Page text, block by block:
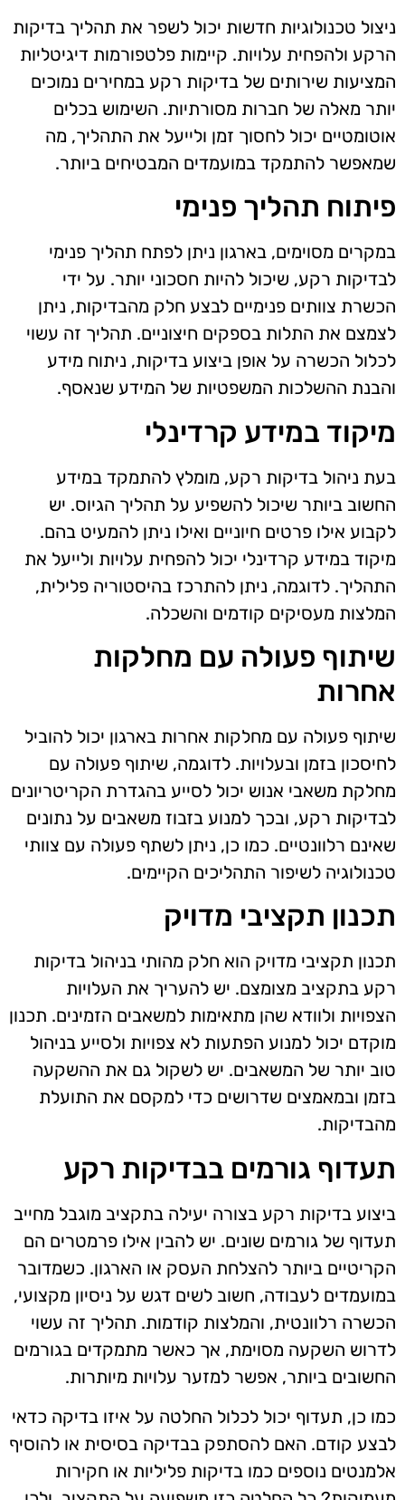
ניצול טכנולוגיות חדשות יכול לשפר את תהליך בדיקות
הרקע ולהפחית עלויות. קיימות פלטפורמות דיגיטליות
המציעות שירותים של בדיקות רקע במחירים נמוכים
יותר מאלה של חברות מסורתיות. השימוש בכלים
אוטומטיים יכול לחסוך זמן ולייעל את התהליך, מה
שמאפשר להתמקד במועמדים המבטיחים ביותר.
פיתוח תהליך פנימי
במקרים מסוימים, בארגון ניתן לפתח תהליך פנימי
לבדיקות רקע, שיכול להיות חסכוני יותר. על ידי
הכשרת צוותים פנימיים לבצע חלק מהבדיקות, ניתן
לצמצם את התלות בספקים חיצוניים. תהליך זה עשוי
לכלול הכשרה על אופן ביצוע בדיקות, ניתוח מידע
והבנת ההשלכות המשפטיות של המידע שנאסף.
מיקוד במידע קרדינלי
בעת ניהול בדיקות רקע, מומלץ להתמקד במידע
החשוב ביותר שיכול להשפיע על תהליך הגיוס. יש
לקבוע אילו פרטים חיוניים ואילו ניתן להמעיט בהם.
מיקוד במידע קרדינלי יכול להפחית עלויות ולייעל את
התהליך. לדוגמה, ניתן להתרכז בהיסטוריה פלילית,
המלצות מעסיקים קודמים והשכלה.
שיתוף פעולה עם מחלקות
אחרות
שיתוף פעולה עם מחלקות אחרות בארגון יכול להוביל
לחיסכון בזמן ובעלויות. לדוגמה, שיתוף פעולה עם
מחלקת משאבי אנוש יכול לסייע בהגדרת הקריטריונים
לבדיקות רקע, ובכך למנוע בזבוז משאבים על נתונים
שאינם רלוונטיים. כמו כן, ניתן לשתף פעולה עם צוותי
טכנולוגיה לשיפור התהליכים הקיימים.
תכנון תקציבי מדויק
תכנון תקציבי מדויק הוא חלק מהותי בניהול בדיקות
רקע בתקציב מצומצם. יש להעריך את העלויות
הצפויות ולוודא שהן מתאימות למשאבים הזמינים. תכנון
מוקדם יכול למנוע הפתעות לא צפויות ולסייע בניהול
טוב יותר של המשאבים. יש לשקול גם את ההשקעה
בזמן ובמאמצים שדרושים כדי למקסם את התועלת
מהבדיקות.
תעדוף גורמים בבדיקות רקע
ביצוע בדיקות רקע בצורה יעילה בתקציב מוגבל מחייב
תעדוף של גורמים שונים. יש להבין אילו פרמטרים הם
הקריטיים ביותר להצלחת העסק או הארגון. כשמדובר
במועמדים לעבודה, חשוב לשים דגש על ניסיון מקצועי,
הכשרה רלוונטית, והמלצות קודמות. תהליך זה עשוי
לדרוש השקעה מסוימת, אך כאשר מתמקדים בגורמים
החשובים ביותר, אפשר למזער עלויות מיותרות.
כמו כן, תעדוף יכול לכלול החלטה על איזו בדיקה כדאי
לבצע קודם. האם להסתפק בבדיקה בסיסית או להוסיף
אלמנטים נוספים כמו בדיקות פליליות או חקירות